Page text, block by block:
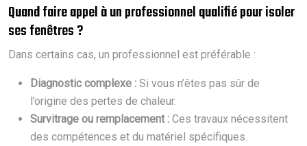
Quand faire appel à un professionnel qualifié pour isoler
ses fenêtres ?
Dans certains cas, un professionnel est préférable :
Diagnostic complexe : Si vous n’êtes pas sûr de
l’origine des pertes de chaleur.
Survitrage ou remplacement : Ces travaux nécessitent
des compétences et du matériel spécifiques.